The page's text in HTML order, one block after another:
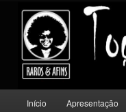
conteúdo
principalToque
Um lugar para quem
Início Apresentação